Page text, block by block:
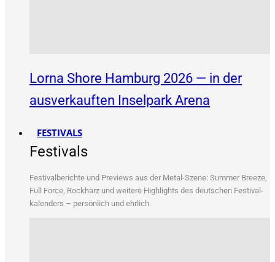
Lorna Shore Hamburg 2026 — in der
ausverkauften Inselpark Arena
FESTIVALS
Festivals
Fes­ti­val­be­rich­te und Pre­views aus der Metal-Sze­ne: Sum­mer Bree­ze,
Full Force, Rock­harz und wei­te­re High­lights des deut­schen Fes­ti­val­
ka­len­ders – per­sön­lich und ehrlich.